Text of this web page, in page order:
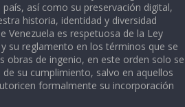
así como su preservación digital,
historia, identidad y diversidad
Venezuela es respetuosa de la Ley
su reglamento en los términos que se
obras de ingenio, en este orden solo se
su cumplimiento, salvo en aquellos
formalmente su incorporación